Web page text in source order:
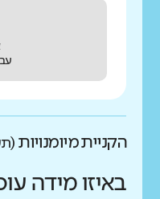
הקניית מיומנויות
באיזו מידה